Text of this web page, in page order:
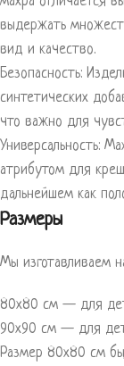
выдержать
вид и качество.
Безопасность:
синтетических
что важно для
Универсальность:
атрибутом для
дальнейшем как
Размеры
Мы изготавливаем
80х80 см — для
90х90 см — для
Размер 80х80 см